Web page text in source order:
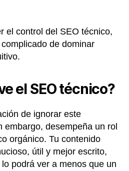
el control del SEO técnico,
de dominar
el SEO técnico?
de ignorar este
embargo, desempeña un rol
orgánico. Tu contenido
útil y mejor escrito,
podrá ver a menos que un